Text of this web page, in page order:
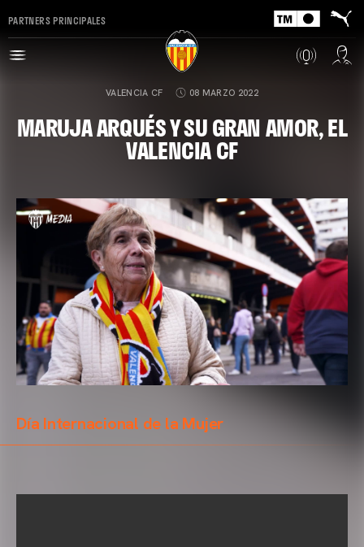
PARTNERS PRINCIPALES
VALENCIA CF 08 MARZO 2022
MARUJA ARQUÉS Y SU GRAN AMOR, EL
VALENCIA CF
Día Internacional de la Mujer